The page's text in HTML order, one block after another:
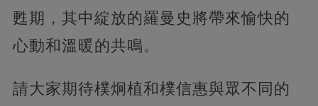
甦期，其中綻放的羅曼史將帶來愉快的
心動和溫暖的共鳴。
請大家期待樸炯植和樸信惠與眾不同的